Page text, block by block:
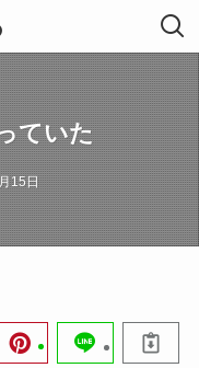
ていた
15日